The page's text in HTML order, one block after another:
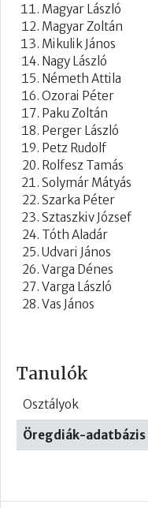
Tanulók
Osztályok
Öregdiák-adatbázis
Magyar László
Magyar Zoltán
Mikulik János
Nagy László
Németh Attila
Ozorai Péter
Paku Zoltán
Perger László
Petz Rudolf
Rolfesz Tamás
Solymár Mátyás
Szarka Péter
Sztaszkiv József
Tóth Aladár
Udvari János
Varga Dénes
Varga László
Vas János